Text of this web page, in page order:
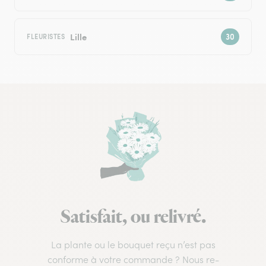
FLEURISTES Lille
Satisfait, ou relivré.
La plante ou le bouquet reçu n’est pas
conforme à votre commande ? Nous re-